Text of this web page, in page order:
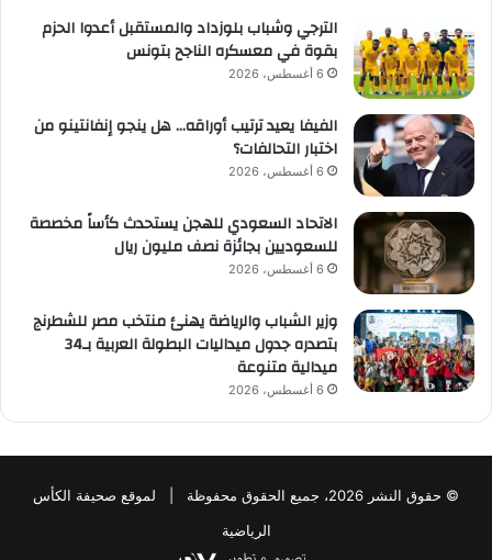
الترجي وشباب بلوزداد والمستقبل أعدوا الحزم
بقوة في معسكره الناجح بتونس
6 أغسطس، 2026
الفيفا يعيد ترتيب أوراقه… هل ينجو إنفانتينو من
اختبار التحالفات؟
6 أغسطس، 2026
الاتحاد السعودي للهجن يستحدث كأساً مخصصة
للسعوديين بجائزة نصف مليون ريال
6 أغسطس، 2026
وزير الشباب والرياضة يهنئ منتخب مصر للشطرنج
بتصدره جدول ميداليات البطولة العربية بـ34
ميدالية متنوعة
6 أغسطس، 2026
© حقوق النشر 2026، جميع الحقوق محفوظة | لموقع صحيفة الكأس
الرياضية